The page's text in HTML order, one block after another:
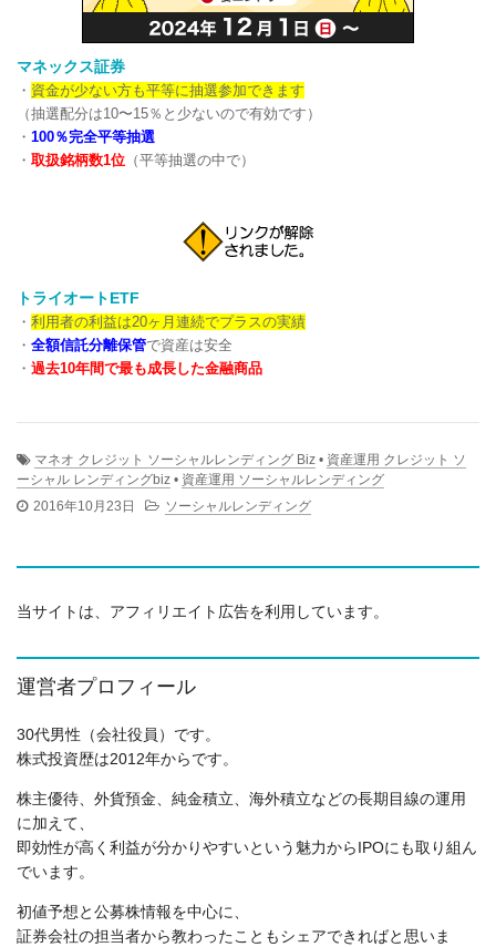
マネックス証券
・ 資金が少ない方も平等に抽選参加できます
（抽選配分は10〜15％と少ないので有効です）
・ 100％完全平等抽選
・ 取扱銘柄数1位 （平等抽選の中で）
トライオートETF
・ 利用者の利益は20ヶ月連続でプラスの実績
・ 全額信託分離保管で資産は安全
・ 過去10年間で最も成長した金融商品
マネオ クレジット ソーシャルレンディング Biz • 資産運用 クレジット ソ
ーシャル レンディングbiz • 資産運用 ソーシャルレンディング
2016年10月23日
ソーシャルレンディング
当サイトは、アフィリエイト広告を利用しています。
運営者プロフィール
30代男性（会社役員）です。
株式投資歴は2012年からです。
株主優待、外貨預金、純金積立、海外積立などの長期目線の運用
に加えて、
即効性が高く利益が分かりやすいという魅力からIPOにも取り組ん
でいます。
初値予想と公募株情報を中心に、
証券会社の担当者から教わったこともシェアできればと思いま